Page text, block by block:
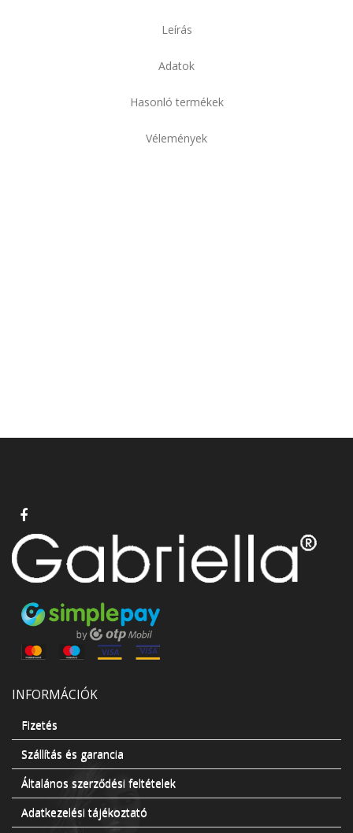
Leírás
Adatok
Hasonló termékek
Vélemények
INFORMÁCIÓK
Fizetés
Szállítás és garancia
Általános szerződési feltételek
Adatkezelési tájékoztató